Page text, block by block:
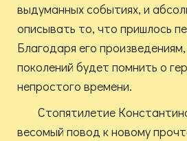
выдуманных событиях, и
описывать то, что пришлось
Благодаря его
поколений будет помнить о
непростого времени.
Стопятилетие
весомый повод к новому